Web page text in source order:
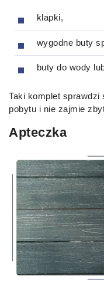
klapki,
wygodne buty
buty do wody
Taki komplet sprawdzi
pobytu i nie zajmie
Apteczka